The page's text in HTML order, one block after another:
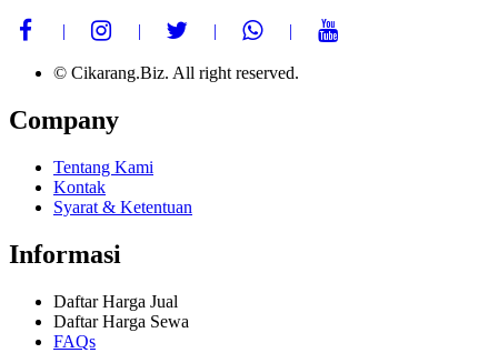
© Cikarang.Biz. All right reserved.
Company
Tentang Kami
Kontak
Syarat & Ketentuan
Informasi
Daftar Harga Jual
Daftar Harga Sewa
FAQs